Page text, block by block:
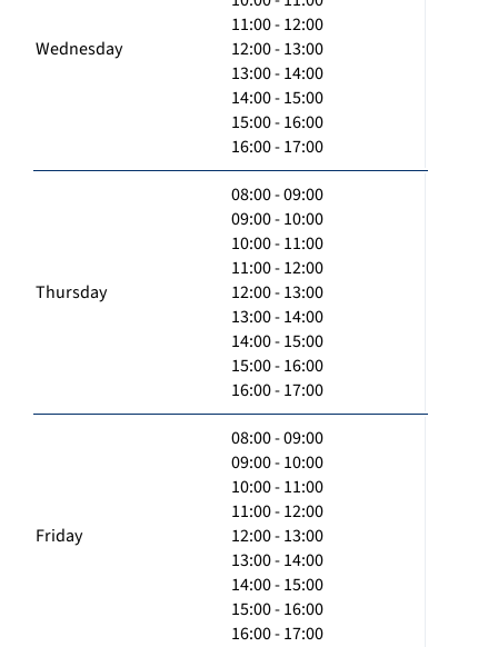
Wednesday
11:00 - 12:00
12:00 - 13:00
13:00 - 14:00
14:00 - 15:00
15:00 - 16:00
16:00 - 17:00
Thursday
08:00 - 09:00
09:00 - 10:00
10:00 - 11:00
11:00 - 12:00
12:00 - 13:00
13:00 - 14:00
14:00 - 15:00
15:00 - 16:00
16:00 - 17:00
Friday
08:00 - 09:00
09:00 - 10:00
10:00 - 11:00
11:00 - 12:00
12:00 - 13:00
13:00 - 14:00
14:00 - 15:00
15:00 - 16:00
16:00 - 17:00